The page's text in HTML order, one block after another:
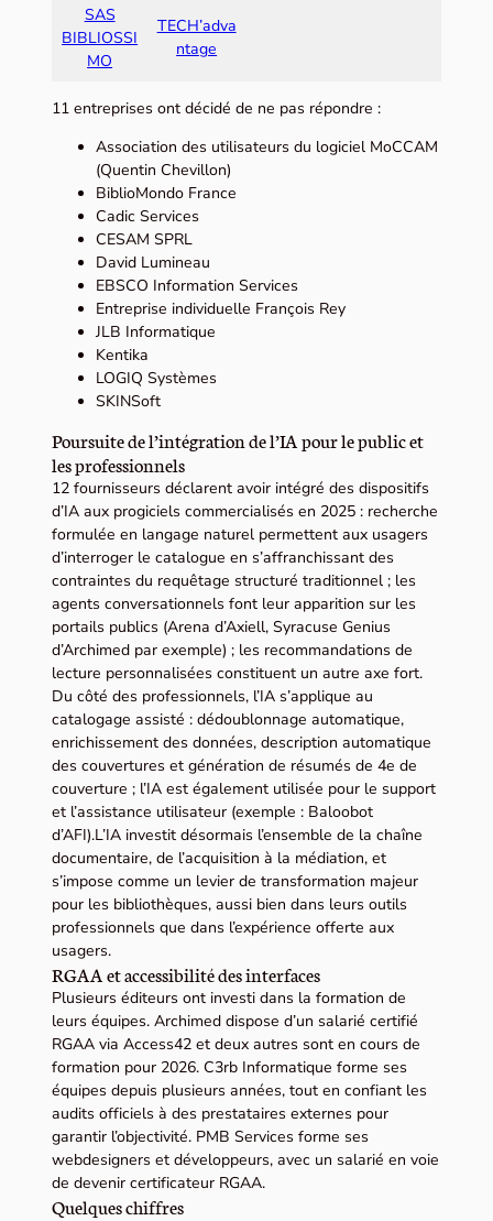
SAS
BIBLIOSSI
MO
TECH’adva
ntage
11 entreprises ont décidé de ne pas répondre :
Association des utilisateurs du logiciel MoCCAM
(Quentin Chevillon)
BiblioMondo France
Cadic Services
CESAM SPRL
David Lumineau
EBSCO Information Services
Entreprise individuelle François Rey
JLB Informatique
Kentika
LOGIQ Systèmes
SKINSoft
Poursuite de l’intégration de l’IA pour le public et
les professionnels
12 fournisseurs déclarent avoir intégré des dispositifs
d’IA aux progiciels commercialisés en 2025 : recherche
formulée en langage naturel permettent aux usagers
d’interroger le catalogue en s’affranchissant des
contraintes du requêtage structuré traditionnel ; les
agents conversationnels font leur apparition sur les
portails publics (Arena d’Axiell, Syracuse Genius
d’Archimed par exemple) ; les recommandations de
lecture personnalisées constituent un autre axe fort.
Du côté des professionnels, l’IA s’applique au
catalogage assisté : dédoublonnage automatique,
enrichissement des données, description automatique
des couvertures et génération de résumés de 4e de
couverture ; l’IA est également utilisée pour le support
et l’assistance utilisateur (exemple : Baloobot
d’AFI).L’IA investit désormais l’ensemble de la chaîne
documentaire, de l’acquisition à la médiation, et
s’impose comme un levier de transformation majeur
pour les bibliothèques, aussi bien dans leurs outils
professionnels que dans l’expérience offerte aux
usagers.
RGAA et accessibilité des interfaces
Plusieurs éditeurs ont investi dans la formation de
leurs équipes. Archimed dispose d’un salarié certifié
RGAA via Access42 et deux autres sont en cours de
formation pour 2026. C3rb Informatique forme ses
équipes depuis plusieurs années, tout en confiant les
audits officiels à des prestataires externes pour
garantir l’objectivité. PMB Services forme ses
webdesigners et développeurs, avec un salarié en voie
de devenir certificateur RGAA.
Quelques chiffres